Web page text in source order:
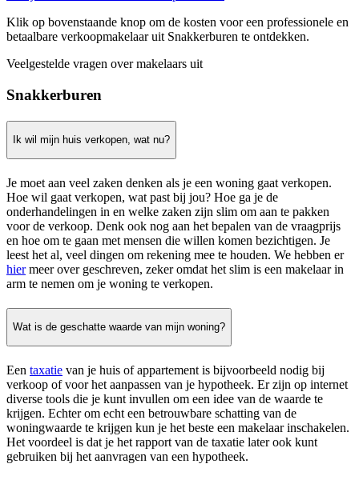
Klik op bovenstaande knop om de kosten voor een professionele en
betaalbare verkoopmakelaar uit Snakkerburen te ontdekken.
Veelgestelde vragen over makelaars uit
Snakkerburen
Ik wil mijn huis verkopen, wat nu?
Je moet aan veel zaken denken als je een woning gaat verkopen.
Hoe wil gaat verkopen, wat past bij jou? Hoe ga je de
onderhandelingen in en welke zaken zijn slim om aan te pakken
voor de verkoop. Denk ook nog aan het bepalen van de vraagprijs
en hoe om te gaan met mensen die willen komen bezichtigen. Je
leest het al, veel dingen om rekening mee te houden. We hebben er
hiermeer over geschreven, zeker omdat het slim is een makelaar in
arm te nemen om je woning te verkopen.
Wat is de geschatte waarde van mijn woning?
Een taxatie van je huis of appartement is bijvoorbeeld nodig bij
verkoop of voor het aanpassen van je hypotheek. Er zijn op internet
diverse tools die je kunt invullen om een idee van de waarde te
krijgen. Echter om echt een betrouwbare schatting van de
woningwaarde te krijgen kun je het beste een makelaar inschakelen.
Het voordeel is dat je het rapport van de taxatie later ook kunt
gebruiken bij het aanvragen van een hypotheek.